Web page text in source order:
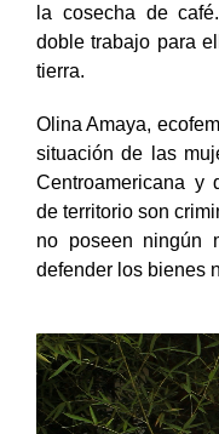
la cosecha de
doble trabajo para
tierra.
Olina Amaya,
situación de las
Centroamericana y
de territorio son
no poseen ningún
defender los bienes